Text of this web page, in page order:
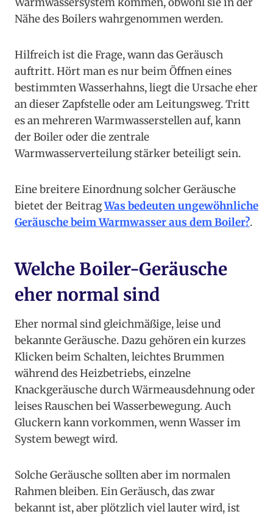
Nähe des Boilers wahrgenommen werden.
Hilfreich ist die Frage, wann das Geräusch
auftritt. Hört man es nur beim Öffnen eines
bestimmten Wasserhahns, liegt die Ursache eher
an dieser Zapfstelle oder am Leitungsweg. Tritt
es an mehreren Warmwasserstellen auf, kann
der Boiler oder die zentrale
Warmwasserverteilung stärker beteiligt sein.
Eine breitere Einordnung solcher Geräusche
bietet der BeitragWas bedeuten ungewöhnliche
Geräusche beim Warmwasser aus dem Boiler?.
Welche Boiler-Geräusche
eher normal sind
Eher normal sind gleichmäßige, leise und
bekannte Geräusche. Dazu gehören ein kurzes
Klicken beim Schalten, leichtes Brummen
während des Heizbetriebs, einzelne
Knackgeräusche durch Wärmeausdehnung oder
leises Rauschen bei Wasserbewegung. Auch
Gluckern kann vorkommen, wenn Wasser im
System bewegt wird.
Solche Geräusche sollten aber im normalen
Rahmen bleiben. Ein Geräusch, das zwar
bekannt ist, aber plötzlich viel lauter wird, ist